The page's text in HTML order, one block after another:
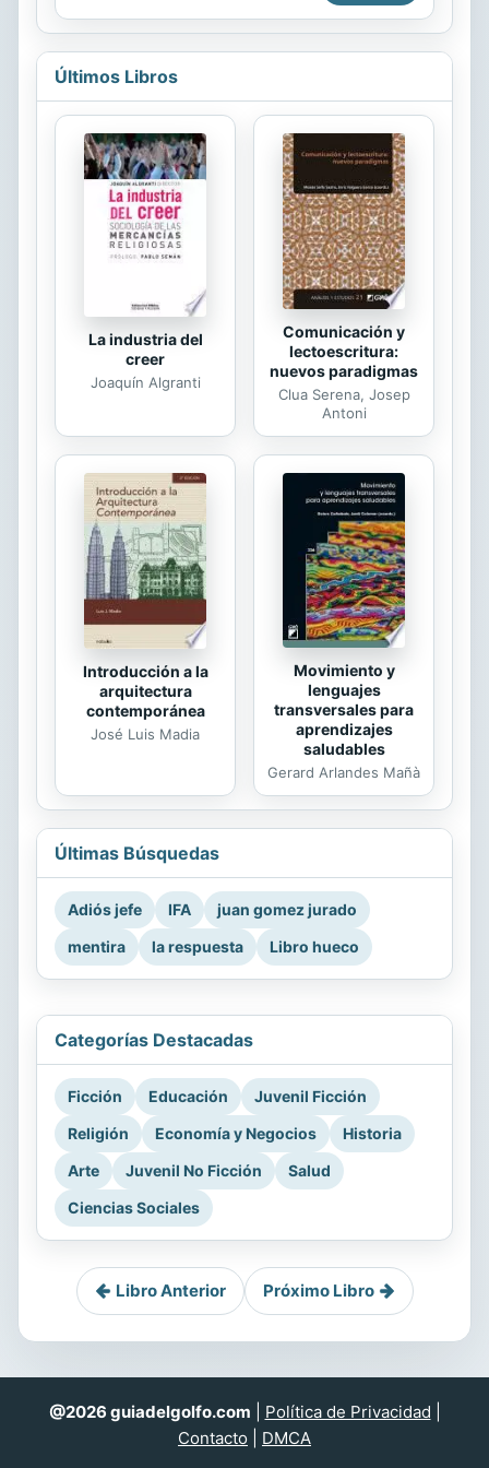
estudioso de temas religiosos y
culturales, en este fascinante viaje
modernos. El libro se estructura en
torno a los enunciados clave del
Credo apostólico, que el autor utiliza
como hilo conductor para analizar las
creencias básicas del cristianismo.
Recurriendo tanto a la tradición
teológica cristiana como a los
trabajos de otros pensadores de ...
Últimos Libros
La industria del
creer
Joaquín Algranti
Comunicación y
lectoescritura:
nuevos paradigmas
Clua Serena, Josep
Antoni
Introducción a la
arquitectura
contemporánea
José Luis Madia
Movimiento y
lenguajes
transversales para
aprendizajes
saludables
Gerard Arlandes Mañà
Últimas Búsquedas
Adiós jefe IFA
juan gomez jurado
mentira
la respuesta Libro hueco
Categorías Destacadas
Ficción Educación
Juvenil Ficción
Religión
Economía y Negocios
Historia
Arte
Juvenil No Ficción
Salud
Ciencias Sociales
Libro Anterior Próximo Libro
@2026 guiadelgolfo.com Política de Privacidad
Contacto
DMCA